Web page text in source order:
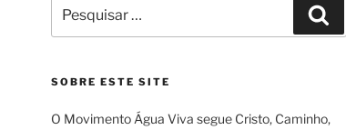
por:
SOBRE ESTE SITE
O Movimento Água Viva segue Cristo, Caminho,